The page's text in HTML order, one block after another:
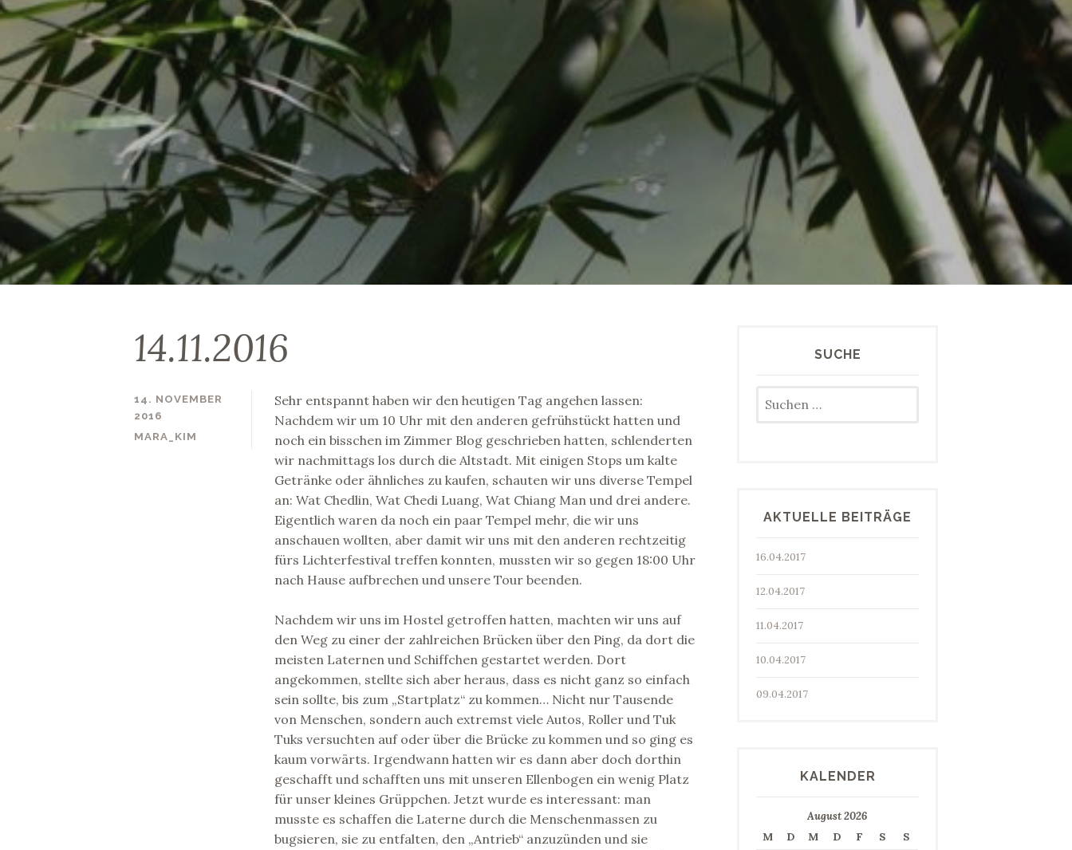
14.11.2016
14. NOVEMBER
2016
MARA_KIM
Sehr entspannt haben wir den heutigen Tag angehen lassen:
Nachdem wir um 10 Uhr mit den anderen gefrühstückt hatten und
noch ein bisschen im Zimmer Blog geschrieben hatten, schlenderten
wir nachmittags los durch die Altstadt. Mit einigen Stops um kalte
Getränke oder ähnliches zu kaufen, schauten wir uns diverse Tempel
an: Wat Chedlin, Wat Chedi Luang, Wat Chiang Man und drei andere.
Eigentlich waren da noch ein paar Tempel mehr, die wir uns
anschauen wollten, aber damit wir uns mit den anderen rechtzeitig
fürs Lichterfestival treffen konnten, mussten wir so gegen 18:00 Uhr
nach Hause aufbrechen und unsere Tour beenden.
Nachdem wir uns im Hostel getroffen hatten, machten wir uns auf
den Weg zu einer der zahlreichen Brücken über den Ping, da dort die
meisten Laternen und Schiffchen gestartet werden. Dort
angekommen, stellte sich aber heraus, dass es nicht ganz so einfach
sein sollte, bis zum „Startplatz“ zu kommen… Nicht nur Tausende
von Menschen, sondern auch extremst viele Autos, Roller und Tuk
Tuks versuchten auf oder über die Brücke zu kommen und so ging es
kaum vorwärts. Irgendwann hatten wir es dann aber doch dorthin
geschafft und schafften uns mit unseren Ellenbogen ein wenig Platz
für unser kleines Grüppchen. Jetzt wurde es interessant: man
musste es schaffen die Laterne durch die Menschenmassen zu
bugsieren, sie zu entfalten, den „Antrieb“ anzuzünden und sie
SUCHE
nach:
AKTUELLE BEITRÄGE
16.04.2017
12.04.2017
11.04.2017
10.04.2017
09.04.2017
KALENDER
August 2026
M
D M D F S S